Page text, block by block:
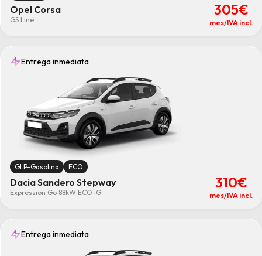
Opel Corsa
GS Line
305€
mes/IVA incl.
Entrega inmediata
GLP-Gasolina ECO
Dacia Sandero Stepway
Expression Go 88kW ECO-G
310€
mes/IVA incl.
Entrega inmediata